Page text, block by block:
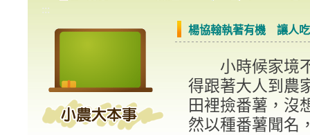
:::
楊協翰執著有機 讓人
小時候家境
得跟著大人到農
田裡撿番薯，沒
然以種番薯聞名